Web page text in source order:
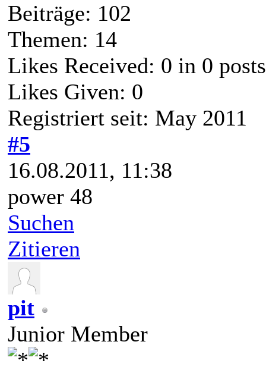
Beiträge: 102
Themen: 14
Likes Received: 0 in 0 posts
Likes Given: 0
Registriert seit: May 2011
#5
16.08.2011, 11:38
power 48
Suchen
Zitieren
pit
Junior Member